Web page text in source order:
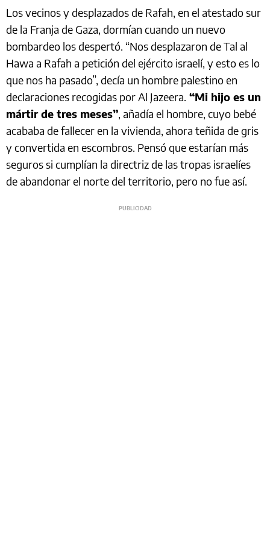
Los vecinos y desplazados de Rafah, en el atestado sur
de la Franja de Gaza, dormían cuando un nuevo
bombardeo los despertó. “Nos desplazaron de Tal al
Hawa a Rafah a petición del ejército israelí, y esto es lo
que nos ha pasado”, decía un hombre palestino en
declaraciones recogidas por Al Jazeera. “Mi hijo es un
mártir de tres meses”, añadía el hombre, cuyo bebé
acababa de fallecer en la vivienda, ahora teñida de gris
y convertida en escombros. Pensó que estarían más
seguros si cumplían la directriz de las tropas israelíes
de abandonar el norte del territorio, pero no fue así.